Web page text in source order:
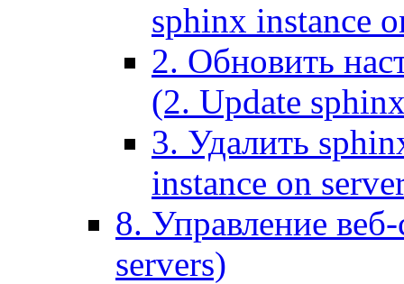
sphinx instance
2. Обновить
(2. Update
3. Удалить
instance on
8. Управление
servers)